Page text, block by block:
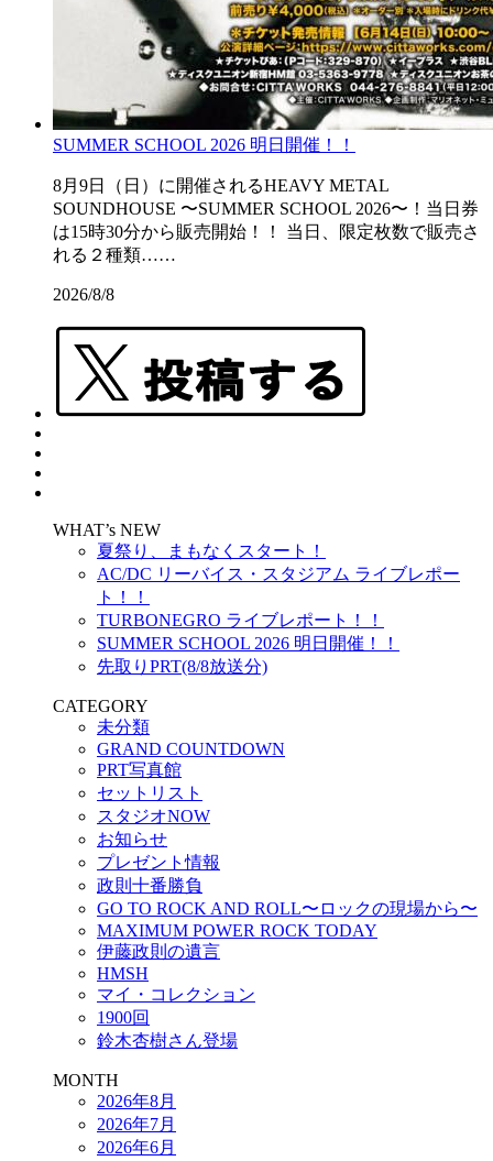
SUMMER SCHOOL 2026 明日開催！！
8月9日（日）に開催されるHEAVY METAL
SOUNDHOUSE 〜SUMMER SCHOOL 2026〜！当日券
は15時30分から販売開始！！ 当日、限定枚数で販売さ
れる２種類……
2026/8/8
WHAT’s NEW
夏祭り、まもなくスタート！
AC/DC リーバイス・スタジアム ライブレポー
ト！！
TURBONEGRO ライブレポート！！
SUMMER SCHOOL 2026 明日開催！！
先取りPRT(8/8放送分)
CATEGORY
未分類
GRAND COUNTDOWN
PRT写真館
セットリスト
スタジオNOW
お知らせ
プレゼント情報
政則十番勝負
GO TO ROCK AND ROLL〜ロックの現場から〜
MAXIMUM POWER ROCK TODAY
伊藤政則の遺言
HMSH
マイ・コレクション
1900回
鈴木杏樹さん登場
MONTH
2026年8月
2026年7月
2026年6月